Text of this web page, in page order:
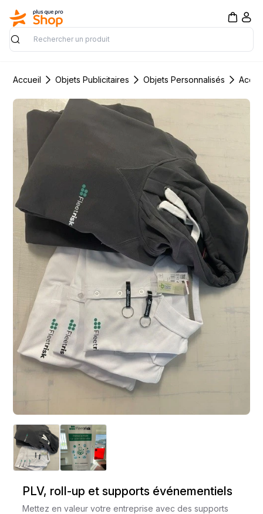
Rechercher
Accueil Objets Publicitaires Objets Personnalisés
PLV, roll-up et supports événementiels
Mettez en valeur votre entreprise avec des supports